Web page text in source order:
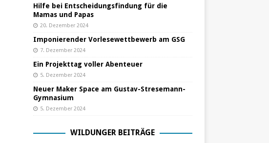
Hilfe bei Entscheidungsfindung für die
Mamas und Papas
20. Dezember 2024
Imponierender Vorlesewettbewerb am GSG
7. Dezember 2024
Ein Projekttag voller Abenteuer
5. Dezember 2024
Neuer Maker Space am Gustav-Stresemann-
Gymnasium
5. Dezember 2024
WILDUNGER BEITRÄGE